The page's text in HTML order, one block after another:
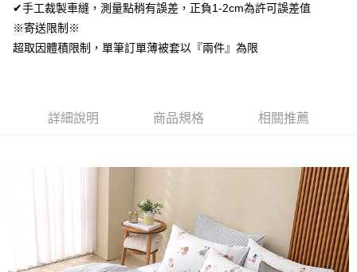
便利好安心！
１．簡單：不需註冊會員、不需綁卡、不需儲值。
２．便利：只要手機號碼，簡訊認證，即可結帳。
３．安心：先確認商品／服務後，再付款。
２．訂單成立數日內，您將收到繳費通知簡訊。
購買商品的店家。未經商家同意取消之訂單仍視為有效，需透過AFTEE先享
※ 交易是否成功請以「AFTEE先享後付 」之結帳頁面顯示為準，若有關於
是否繳費成功／繳費後需取消欲退款等相關疑問，請聯繫「AFTEE先享後付
https://netprotections.freshdesk.com/support/home
【注意事項】
運送方式
全家取貨付款
每筆NT$60，滿NT$499(含以上)免運費
✔手工裁製車縫，測量點稍有誤差，正負1-2cm為許可誤差值
※寄送限制※
超取因體積限制，單筆訂單薄被套以『兩件』為限
詳細說明 商品規格 相關推薦